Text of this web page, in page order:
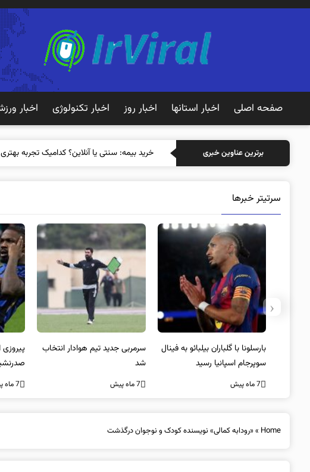
صفحه اصلی اخبار استانها اخبار روز اخبار تکنولوژی اخبار
برترین عناوین خبری خرید بیمه: سنتی یا آنلاین؟ کدامیک تجربه
سرتیتر خبرها
بارسلونا با گلباران بیلبائو به فینال
سوپرجام اسپانیا رسید
7 ماه پیش
سرمربی جدید تیم هوادار انتخاب
شد
7 ماه پیش
پیروزی
ناپولی
7 ماه پیش
‹
Home
»«رودابه کمالی» نویسنده کودک و نوجوان درگذشت